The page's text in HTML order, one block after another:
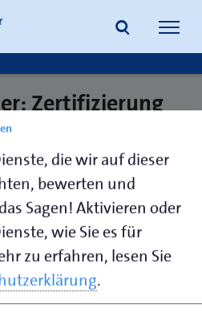
Zertifizierung
v.haefen@hwk-
oldenburg.de
die wir auf dieser
bewerten und
Sagen! Aktivieren oder
wie Sie es für
zu erfahren, lesen Sie
.